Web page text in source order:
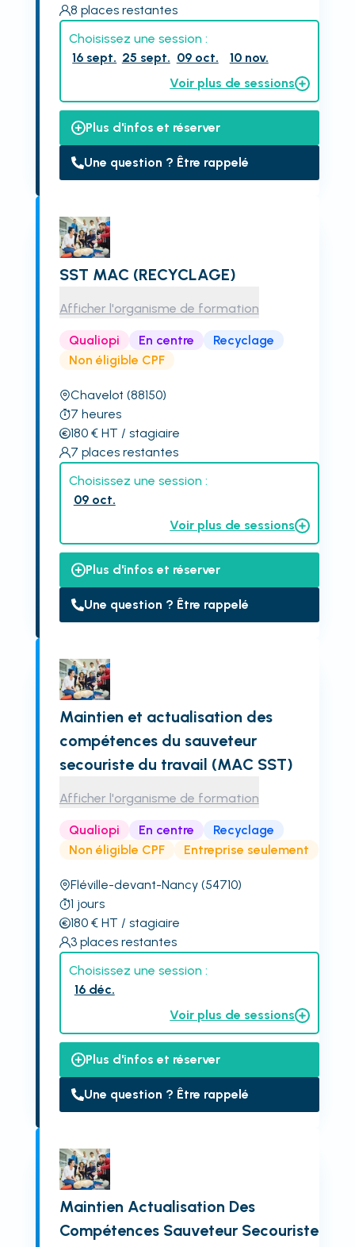
8 places restantes
Choisissez une session :
16 sept. 25 sept. 09 oct.
10 nov.
Voir plus de sessions
Plus d'infos et réserver
Une question ? Être rappelé
SST MAC (RECYCLAGE)
Afficher l'organisme de formation
Qualiopi En centre
Recyclage
Non éligible CPF
Chavelot (88150)
7 heures
180€ HT / stagiaire
7 places restantes
Choisissez une session :
09 oct.
Voir plus de sessions
Plus d'infos et réserver
Une question ? Être rappelé
Maintien et actualisation des
compétences du sauveteur
secouriste du travail (MAC SST)
Afficher l'organisme de formation
Qualiopi En centre
Recyclage
Non éligible CPF
Entreprise seulement
Fléville-devant-Nancy (54710)
1 jours
180€ HT / stagiaire
3 places restantes
Choisissez une session :
16 déc.
Voir plus de sessions
Plus d'infos et réserver
Une question ? Être rappelé
Maintien Actualisation Des
Compétences Sauveteur Secouriste